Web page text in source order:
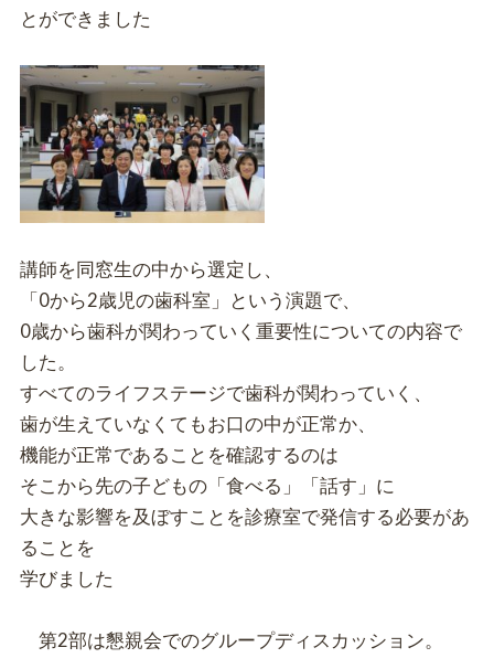
とができました
講師を同窓生の中から選定し、
「0から2歳児の歯科室」という演題で、
0歳から歯科が関わっていく重要性についての内容で
した。
すべてのライフステージで歯科が関わっていく、
歯が生えていなくてもお口の中が正常か、
機能が正常であることを確認するのは
そこから先の子どもの「食べる」「話す」に
大きな影響を及ぼすことを診療室で発信する必要があ
ることを
学びました
第2部は懇親会でのグループディスカッション。